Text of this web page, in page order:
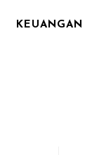
KEUANGAN